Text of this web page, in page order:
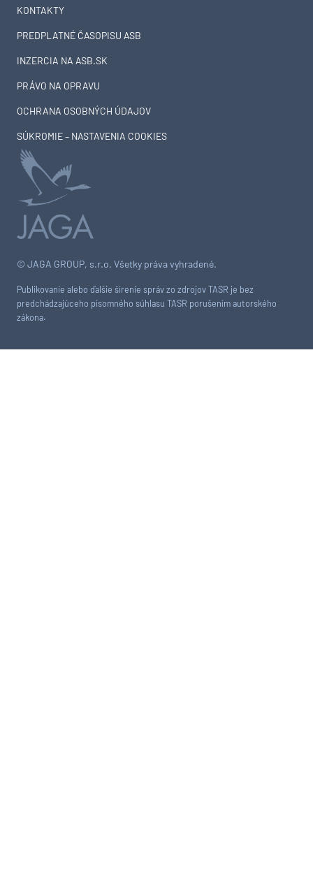
© JAGA GROUP, s.r.o. Všetky práva vyhradené.
Publikovanie alebo ďalšie šírenie správ zo zdrojov TASR je bez
predchádzajúceho písomného súhlasu TASR porušením autorského
zákona.
KONTAKTY
PREDPLATNÉ ČASOPISU ASB
INZERCIA NA ASB.SK
PRÁVO NA OPRAVU
OCHRANA OSOBNÝCH ÚDAJOV
SÚKROMIE – NASTAVENIA COOKIES